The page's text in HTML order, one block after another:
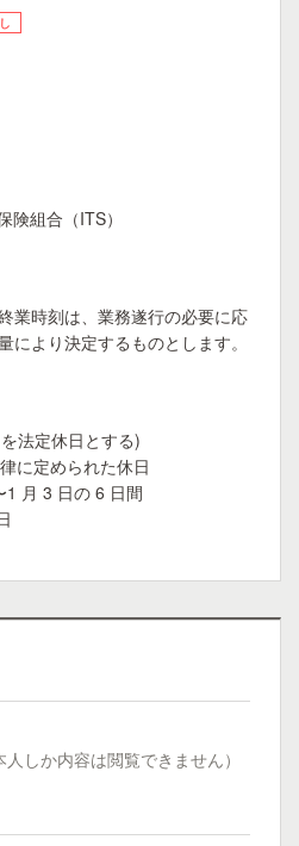
組合（ITS）
業時刻は、業務遂行の必要に応
により決定するものとします。
法定休日とする)
に定められた休日
月 3 日の 6 日間
しか内容は閲覧できません）